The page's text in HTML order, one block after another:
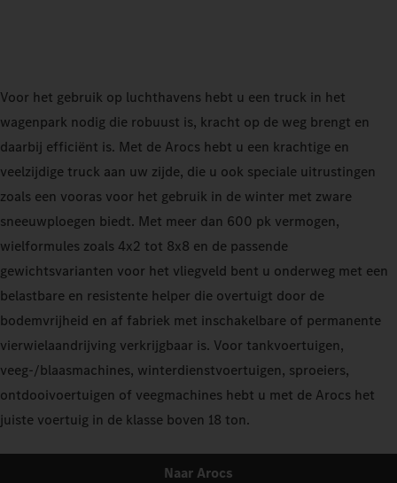
Voor het gebruik op luchthavens hebt u een truck in het
wagenpark nodig die robuust is, kracht op de weg brengt en
daarbij efficiënt is. Met de Arocs hebt u een krachtige en
veelzijdige truck aan uw zijde, die u ook speciale uitrustingen
zoals een vooras voor het gebruik in de winter met zware
sneeuwploegen biedt. Met meer dan 600 pk vermogen,
wielformules zoals 4x2 tot 8x8 en de passende
gewichtsvarianten voor het vliegveld bent u onderweg met een
belastbare en resistente helper die overtuigt door de
bodemvrijheid en af fabriek met inschakelbare of permanente
vierwielaandrijving verkrijgbaar is. Voor tankvoertuigen,
veeg-/blaasmachines, winterdienstvoertuigen, sproeiers,
ontdooivoertuigen of veegmachines hebt u met de Arocs het
juiste voertuig in de klasse boven 18 ton.
Naar Arocs